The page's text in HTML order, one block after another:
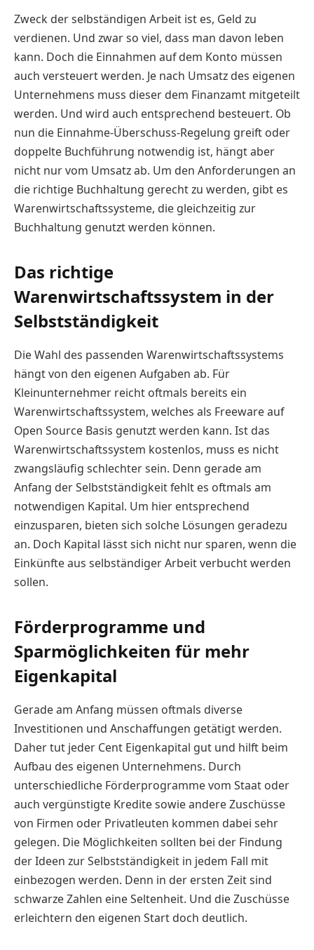
Zweck der selbständigen Arbeit ist es, Geld zu
verdienen. Und zwar so viel, dass man davon leben
kann. Doch die Einnahmen auf dem Konto müssen
auch versteuert werden. Je nach Umsatz des eigenen
Unternehmens muss dieser dem Finanzamt mitgeteilt
werden. Und wird auch entsprechend besteuert. Ob
nun die Einnahme-Überschuss-Regelung greift oder
doppelte Buchführung notwendig ist, hängt aber
nicht nur vom Umsatz ab. Um den Anforderungen an
die richtige Buchhaltung gerecht zu werden, gibt es
Warenwirtschaftssysteme, die gleichzeitig zur
Buchhaltung genutzt werden können.
Das richtige
Warenwirtschaftssystem in der
Selbstständigkeit
Die Wahl des passenden Warenwirtschaftssystems
hängt von den eigenen Aufgaben ab. Für
Kleinunternehmer reicht oftmals bereits ein
Warenwirtschaftssystem, welches als Freeware auf
Open Source Basis genutzt werden kann. Ist das
Warenwirtschaftssystem kostenlos, muss es nicht
zwangsläufig schlechter sein. Denn gerade am
Anfang der Selbstständigkeit fehlt es oftmals am
notwendigen Kapital. Um hier entsprechend
einzusparen, bieten sich solche Lösungen geradezu
an. Doch Kapital lässt sich nicht nur sparen, wenn die
Einkünfte aus selbständiger Arbeit verbucht werden
sollen.
Förderprogramme und
Sparmöglichkeiten für mehr
Eigenkapital
Gerade am Anfang müssen oftmals diverse
Investitionen und Anschaffungen getätigt werden.
Daher tut jeder Cent Eigenkapital gut und hilft beim
Aufbau des eigenen Unternehmens. Durch
unterschiedliche Förderprogramme vom Staat oder
auch vergünstigte Kredite sowie andere Zuschüsse
von Firmen oder Privatleuten kommen dabei sehr
gelegen. Die Möglichkeiten sollten bei der Findung
der Ideen zur Selbstständigkeit in jedem Fall mit
einbezogen werden. Denn in der ersten Zeit sind
schwarze Zahlen eine Seltenheit. Und die Zuschüsse
erleichtern den eigenen Start doch deutlich.